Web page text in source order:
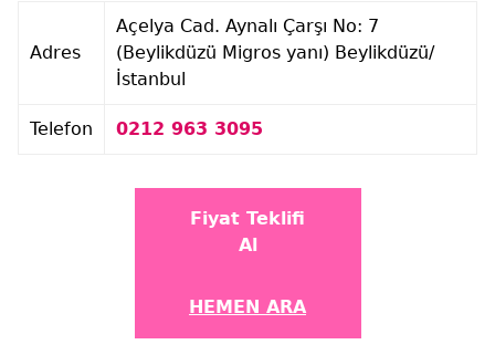
Adres
Açelya Cad. Aynalı Çarşı No: 7
(Beylikdüzü Migros yanı) Beylikdüzü/
İstanbul
Telefon 0212 963 3095
Fiyat Teklifi
Al
HEMEN ARA